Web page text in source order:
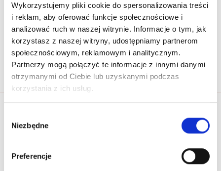
Wykorzystujemy pliki cookie do spersonalizowania treści
i reklam, aby oferować funkcje społecznościowe i
analizować ruch w naszej witrynie. Informacje o tym, jak
korzystasz z naszej witryny, udostępniamy partnerom
społecznościowym, reklamowym i analitycznym.
Partnerzy mogą połączyć te informacje z innymi danymi
otrzymanymi od Ciebie lub uzyskanymi podczas
korzystania z ich usług.
zgody
Niezbędne
Preferencje
Sprawdź